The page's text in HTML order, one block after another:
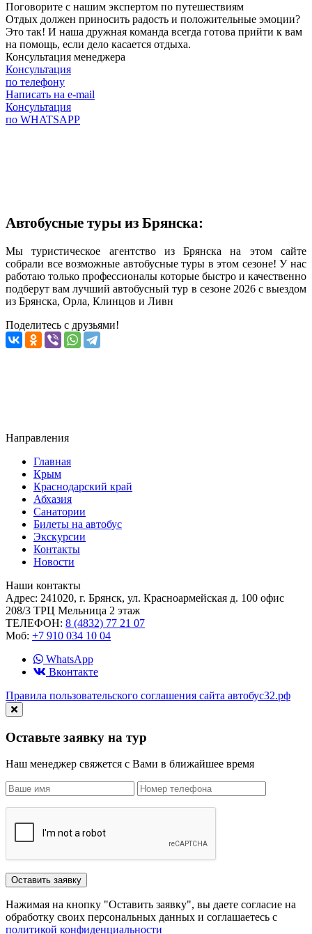
Поговорите с нашим экспертом по путешествиям
Отдых должен приносить радость и положительные эмоции?
Это так! И наша дружная команда всегда готова прийти к вам
на помощь, если дело касается отдыха.
Консультация менеджера
Консультация
по телефону
Написать на e-mail
Консультация
по WHATSAPP
Автобусные туры из Брянска:
Мы туристическое агентство из Брянска на этом сайте
собрали все возможные автобусные туры в этом сезоне! У нас
работаю только профессионалы которые быстро и качественно
подберут вам лучший автобусный тур в сезоне 2026 с выездом
из Брянска, Орла, Клинцов и Ливн
Поделитесь с друзьями!
Направления
Главная
Крым
Краснодарский край
Абхазия
Санатории
Билеты на автобус
Экскурсии
Контакты
Новости
Наши контакты
Адрес: 241020, г. Брянск, ул. Красноармейская д. 100 офис
208/3 ТРЦ Мельница 2 этаж
ТЕЛЕФОН: 8 (4832) 77 21 07
Моб: +7 910 034 10 04
WhatsApp
Вконтакте
Правила пользовательского соглашения сайта автобус32.рф
Оставьте заявку на тур
Наш менеджер свяжется с Вами в ближайшее время
Нажимая на кнопку "Оставить заявку", вы даете согласие на
обработку своих персональных данных и соглашаетесь с
политикой конфиденциальности